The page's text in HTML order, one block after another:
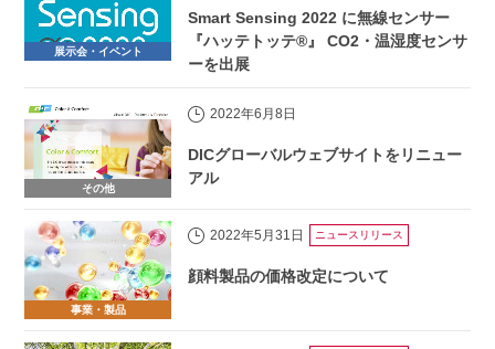
展示会・イベント
Smart Sensing 2022 に無線センサー
『ハッテトッテ®』 CO2・温湿度センサ
ーを出展
その他
2022年6月8日
DICグローバルウェブサイトをリニュー
アル
事業・製品
2022年5月31日 ニュースリリース
顔料製品の価格改定について